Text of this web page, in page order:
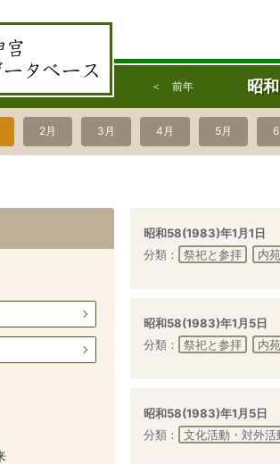
＜ 前年 昭
2月 3月 4月 5月
昭和58(1983)年1月1日
分類：
祭祀と参拝 内苑
昭和58(1983)年1月5日
分類：
祭祀と参拝 内苑
昭和58(1983)年1月5日
分類：
文化活動・対外活